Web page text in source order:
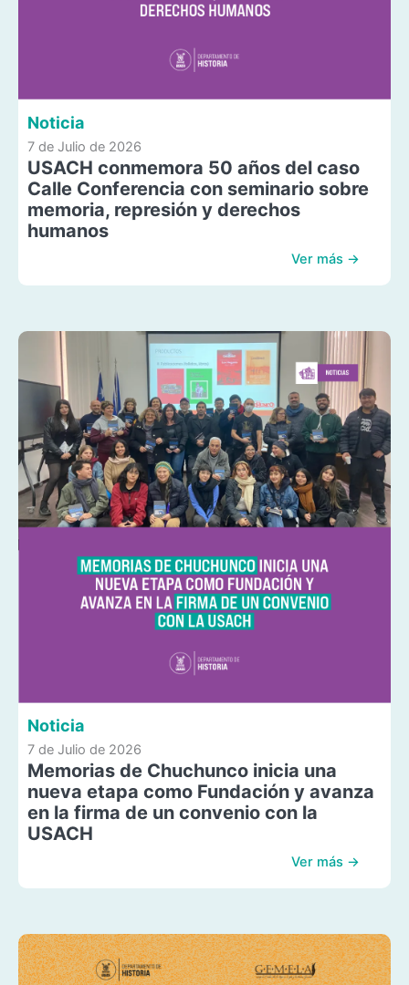
Noticia
7 de Julio de 2026
USACH conmemora 50 años del caso
Calle Conferencia con seminario sobre
memoria, represión y derechos
humanos
Ver más →
Noticia
7 de Julio de 2026
Memorias de Chuchunco inicia una
nueva etapa como Fundación y avanza
en la firma de un convenio con la
USACH
Ver más →